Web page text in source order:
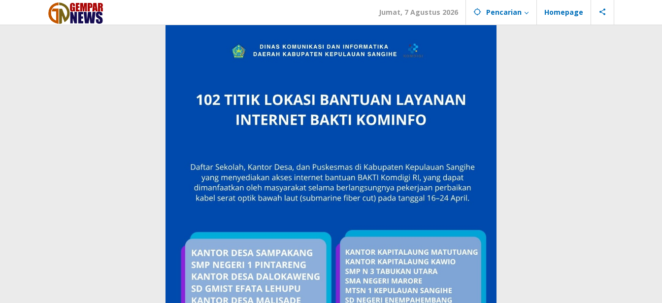
konten
Jumat, 7 Agustus 2026 Pencarian Homepage